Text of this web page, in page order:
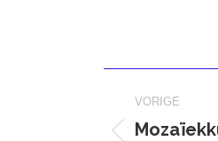
VORIGE